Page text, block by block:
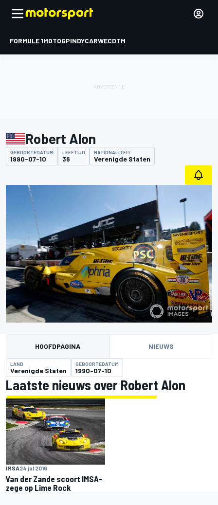
FORMULE 1MOTOGPINDYCARWECDTM
Robert Alon
GEBOORTEDATUM
1990-07-10
LEEFTIJD
36
NATIONALITEIT
Verenigde Staten
HOOFDPAGINA NIEUWS
LAND
Verenigde Staten
GEBOORTEDATUM
1990-07-10
Laatste nieuws over Robert Alon
IMSA24 jul 2016
Van der Zande scoort IMSA-
zege op Lime Rock